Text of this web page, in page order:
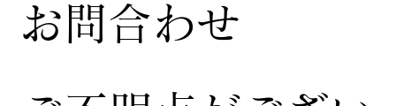
お問合わせ